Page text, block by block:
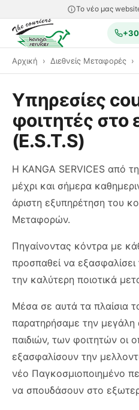
Το νέο μας
Αρχική Διεθνείς Μεταφορές
Υπηρεσίες
φοιτητές στο
(E.S.T.S)
H KANGA SERVICES από
μέχρι και σήμερα
άριστη εξυπηρέτηση του
Μεταφορών.
Πηγαίνοντας κόντρα με
προσπαθεί να
την καλύτερη ποιοτικά
Μέσα σε αυτά τα πλαίσια
παρατηρήσαμε την
παιδιών, των φοιτητών οι
εξασφαλίσουν την
νέο Παγκοσμιοποιημένο
να σπουδάσουν στο